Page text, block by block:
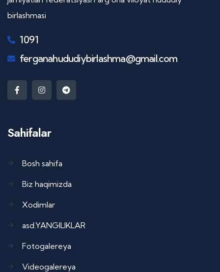
birlashmasi
1091
ferganahududiybirlashma@gmail.com
Sahifalar
Bosh sahifa
Biz haqimizda
Xodimlar
asd.YANGILIKLAR
Fotogalereya
Videogalereya